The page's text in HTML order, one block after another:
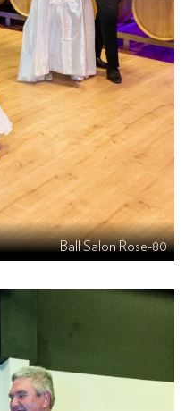
Ball Salon Rose-80